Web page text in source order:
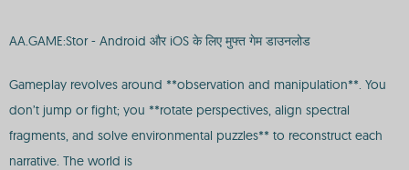
AA.GAME:Stor - Android और iOS के लिए मुफ्त गेम डाउनलोड
Gameplay revolves around **observation and manipulation**. You
don’t jump or fight; you **rotate perspectives, align spectral
fragments, and solve environmental puzzles** to reconstruct each
narrative. The world is